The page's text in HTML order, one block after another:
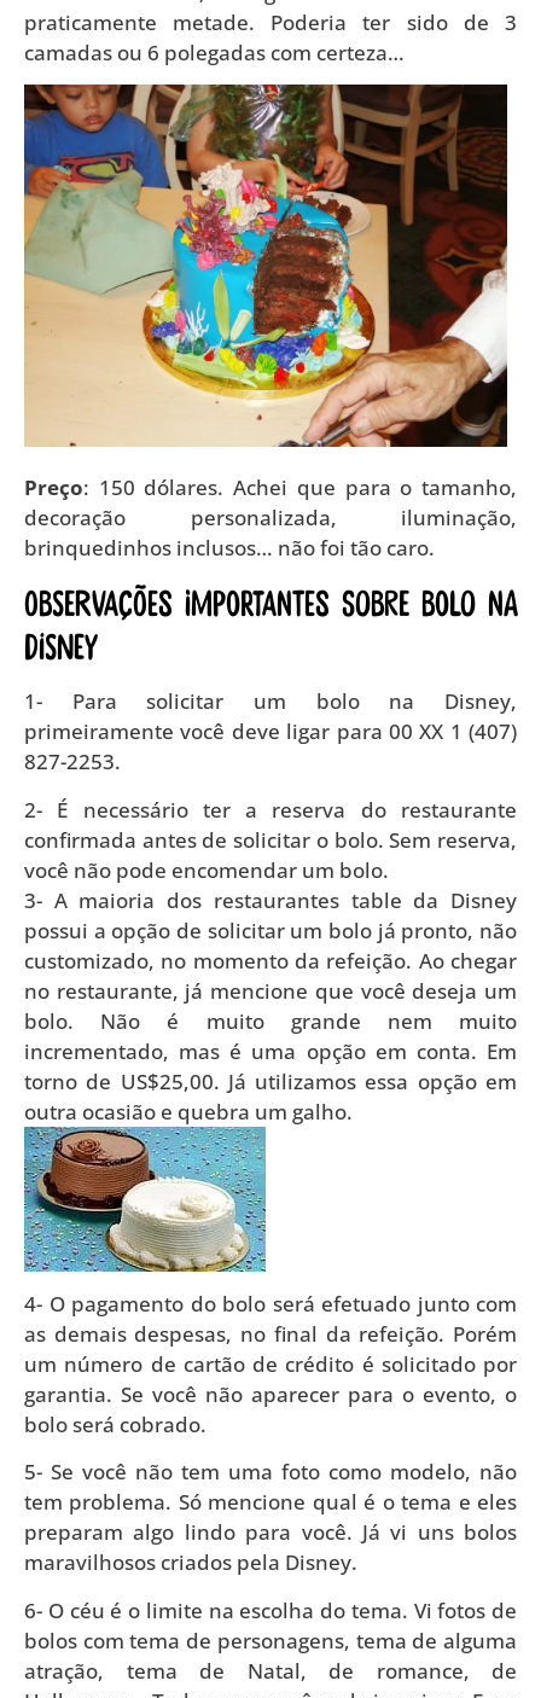
praticamente metade. Poderia ter sido de 3
camadas ou 6 polegadas com certeza…
Preço: 150 dólares. Achei que para o tamanho,
decoração personalizada, iluminação,
brinquedinhos inclusos… não foi tão caro.
Observações importantes sobre bolo na
Disney
1- Para solicitar um bolo na Disney,
primeiramente você deve ligar para 00 XX 1 (407)
827-2253.
2- É necessário ter a reserva do restaurante
confirmada antes de solicitar o bolo. Sem reserva,
você não pode encomendar um bolo.
3- A maioria dos restaurantes table da Disney
possui a opção de solicitar um bolo já pronto, não
customizado, no momento da refeição. Ao chegar
no restaurante, já mencione que você deseja um
bolo. Não é muito grande nem muito
incrementado, mas é uma opção em conta. Em
torno de US$25,00. Já utilizamos essa opção em
outra ocasião e quebra um galho.
4- O pagamento do bolo será efetuado junto com
as demais despesas, no final da refeição. Porém
um número de cartão de crédito é solicitado por
garantia. Se você não aparecer para o evento, o
bolo será cobrado.
5- Se você não tem uma foto como modelo, não
tem problema. Só mencione qual é o tema e eles
preparam algo lindo para você. Já vi uns bolos
maravilhosos criados pela Disney.
6- O céu é o limite na escolha do tema. Vi fotos de
bolos com tema de personagens, tema de alguma
atração, tema de Natal, de romance, de